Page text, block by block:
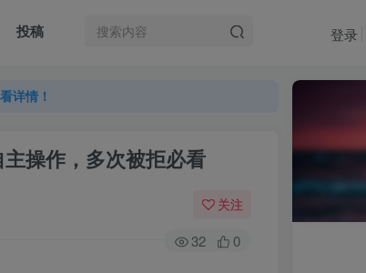
投稿 登录
详情！
详情！
操作，多次被拒必看
关注
32 0